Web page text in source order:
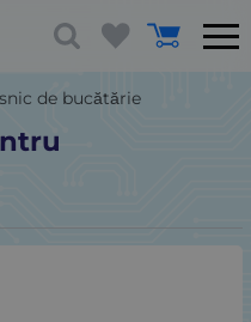
de bucătărie